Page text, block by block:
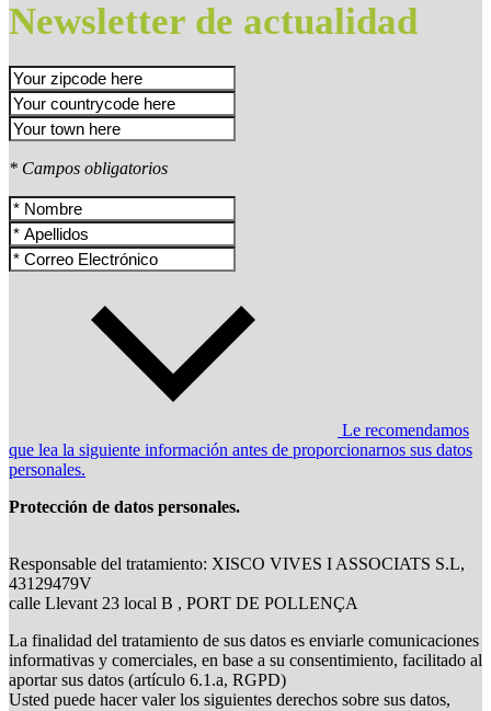
Newsletter de actualidad
* Campos obligatorios
Le recomendamos
que lea la siguiente información antes de proporcionarnos sus datos
personales.
Protección de datos personales.
Responsable del tratamiento: XISCO VIVES I ASSOCIATS S.L,
43129479V
calle Llevant 23 local B , PORT DE POLLENÇA
La finalidad del tratamiento de sus datos es enviarle comunicaciones
informativas y comerciales, en base a su consentimiento, facilitado al
aportar sus datos (artículo 6.1.a, RGPD)
Usted puede hacer valer los siguientes derechos sobre sus datos,